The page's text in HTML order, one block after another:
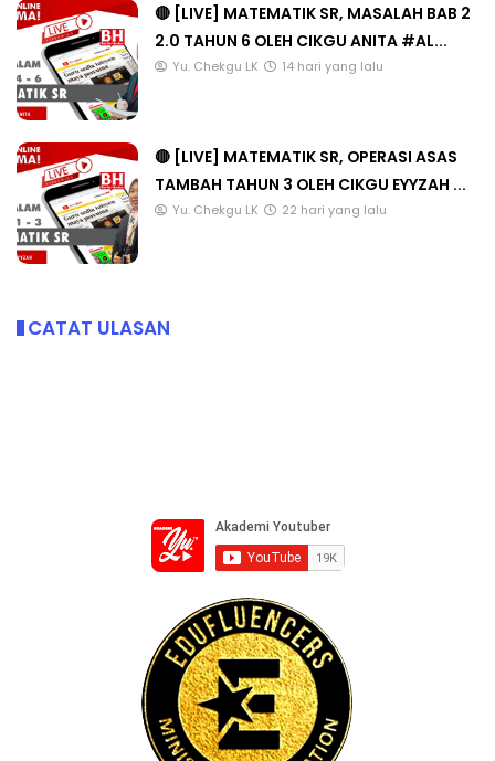
🔴 [LIVE] MATEMATIK SR, MASALAH BAB 2
2.0 TAHUN 6 OLEH CIKGU ANITA #AL...
Yu. Chekgu LK 14 hari yang lalu
🔴 [LIVE] MATEMATIK SR, OPERASI ASAS
TAMBAH TAHUN 3 OLEH CIKGU EYYZAH ...
Yu. Chekgu LK 22 hari yang lalu
CATAT ULASAN